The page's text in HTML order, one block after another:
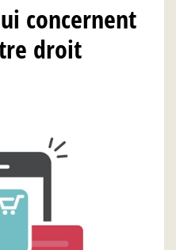
concernent
droit